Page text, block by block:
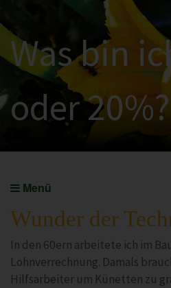
Was bin
oder 20%?
Menü
Wunder der
In den 60ern arbeitete ich im
Lohnverrechnung. Damals
Hilfsarbeiter um Künetten zu